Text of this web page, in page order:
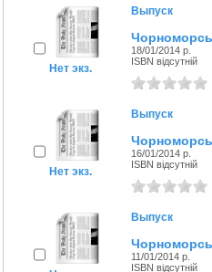
Нет экз.
Выпуск
18/01/2014 р.
ISBN відсутній
Нет экз.
Выпуск
16/01/2014 р.
ISBN відсутній
Выпуск
11/01/2014 р.
ISBN відсутній